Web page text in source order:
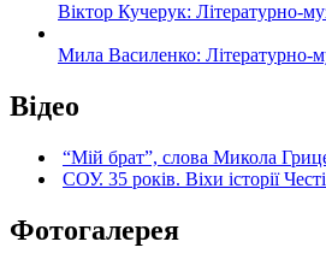
Віктор Кучерук: Літературно-
Мила Василенко: Літературно-
Відео
“Мій брат”, слова Микола
СОУ. 35 років. Віхи історії Честі
Фотогалерея